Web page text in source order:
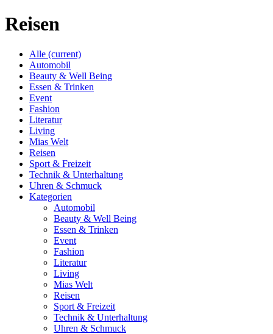
Reisen
Alle (current)
Automobil
Beauty & Well Being
Essen & Trinken
Event
Fashion
Literatur
Living
Mias Welt
Reisen
Sport & Freizeit
Technik & Unterhaltung
Uhren & Schmuck
Kategorien
Automobil
Beauty & Well Being
Essen & Trinken
Event
Fashion
Literatur
Living
Mias Welt
Reisen
Sport & Freizeit
Technik & Unterhaltung
Uhren & Schmuck